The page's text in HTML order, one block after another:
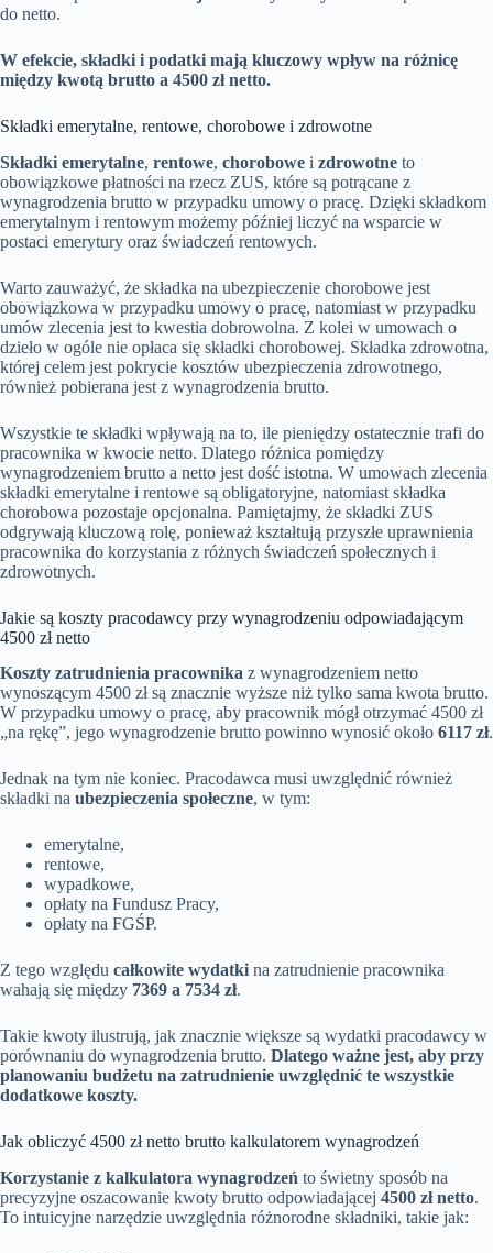
do netto.
W efekcie, składki i podatki mają kluczowy wpływ na różnicę
między kwotą brutto a 4500 zł netto.
Składki emerytalne, rentowe, chorobowe i zdrowotne
Składki emerytalne, rentowe, chorobowe i zdrowotne to
obowiązkowe płatności na rzecz ZUS, które są potrącane z
wynagrodzenia brutto w przypadku umowy o pracę. Dzięki składkom
emerytalnym i rentowym możemy później liczyć na wsparcie w
postaci emerytury oraz świadczeń rentowych.
Warto zauważyć, że składka na ubezpieczenie chorobowe jest
obowiązkowa w przypadku umowy o pracę, natomiast w przypadku
umów zlecenia jest to kwestia dobrowolna. Z kolei w umowach o
dzieło w ogóle nie opłaca się składki chorobowej. Składka zdrowotna,
której celem jest pokrycie kosztów ubezpieczenia zdrowotnego,
również pobierana jest z wynagrodzenia brutto.
Wszystkie te składki wpływają na to, ile pieniędzy ostatecznie trafi do
pracownika w kwocie netto. Dlatego różnica pomiędzy
wynagrodzeniem brutto a netto jest dość istotna. W umowach zlecenia
składki emerytalne i rentowe są obligatoryjne, natomiast składka
chorobowa pozostaje opcjonalna. Pamiętajmy, że składki ZUS
odgrywają kluczową rolę, ponieważ kształtują przyszłe uprawnienia
pracownika do korzystania z różnych świadczeń społecznych i
zdrowotnych.
Jakie są koszty pracodawcy przy wynagrodzeniu odpowiadającym
4500 zł netto
Koszty zatrudnienia pracownika z wynagrodzeniem netto
wynoszącym 4500 zł są znacznie wyższe niż tylko sama kwota brutto.
W przypadku umowy o pracę, aby pracownik mógł otrzymać 4500 zł
„na rękę”, jego wynagrodzenie brutto powinno wynosić około 6117 zł.
Jednak na tym nie koniec. Pracodawca musi uwzględnić również
składki na ubezpieczenia społeczne, w tym:
emerytalne,
rentowe,
wypadkowe,
opłaty na Fundusz Pracy,
opłaty na FGŚP.
Z tego względu całkowite wydatki na zatrudnienie pracownika
wahają się między 7369 a 7534 zł.
Takie kwoty ilustrują, jak znacznie większe są wydatki pracodawcy w
porównaniu do wynagrodzenia brutto. Dlatego ważne jest, aby przy
planowaniu budżetu na zatrudnienie uwzględnić te wszystkie
dodatkowe koszty.
Jak obliczyć 4500 zł netto brutto kalkulatorem wynagrodzeń
Korzystanie z kalkulatora wynagrodzeń to świetny sposób na
precyzyjne oszacowanie kwoty brutto odpowiadającej 4500 zł netto.
To intuicyjne narzędzie uwzględnia różnorodne składniki, takie jak: